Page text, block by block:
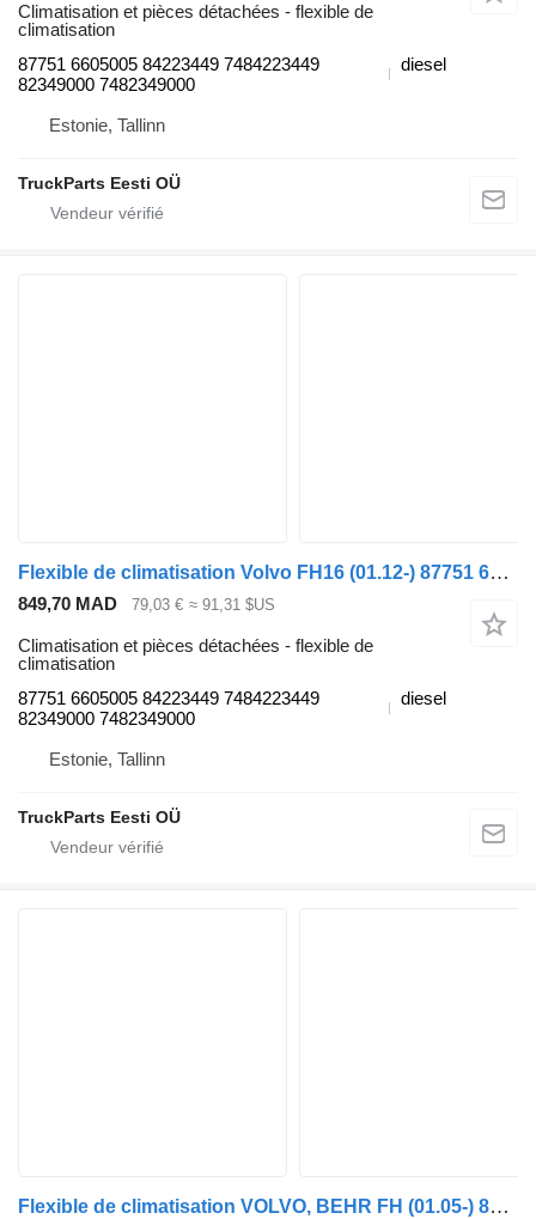
Climatisation et pièces détachées - flexible de
climatisation
87751 6605005 84223449 7484223449
82349000 7482349000
diesel
Estonie, Tallinn
TruckParts Eesti OÜ
Flexible de climatisation Volvo FH16 (01.12-) 87751 6605005 pour tracteur routier Volvo FH12, FH16, NH12, FH, VNL780 (1993-2014)
849,70 MAD 79,03 € ≈ 91,31 $US
Climatisation et pièces détachées - flexible de
climatisation
87751 6605005 84223449 7484223449
82349000 7482349000
diesel
Estonie, Tallinn
TruckParts Eesti OÜ
Flexible de climatisation VOLVO, BEHR FH (01.05-) 8EW009157-531 pour tracteur routier Volvo FH12, FH16, NH12, FH, VNL780 (1993-2014)